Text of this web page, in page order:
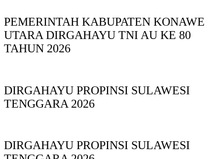
PEMERINTAH KABUPATEN KONAWE
UTARA DIRGAHAYU TNI AU KE 80
TAHUN 2026
DIRGAHAYU PROPINSI SULAWESI
TENGGARA 2026
DIRGAHAYU PROPINSI SULAWESI